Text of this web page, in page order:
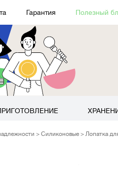
Гарантия Полезный
Силиконовые Лопатка